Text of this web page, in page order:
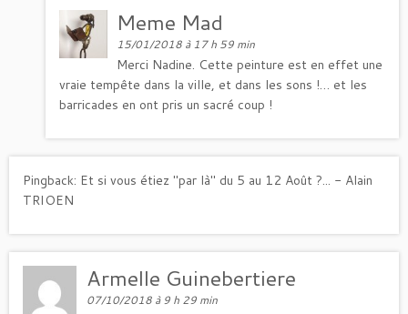
Meme Mad
15/01/2018 à 17 h 59 min
Merci Nadine. Cette peinture est en effet une
vraie tempête dans la ville, et dans les sons !… et les
barricades en ont pris un sacré coup !
Pingback: Et si vous étiez "par là" du 5 au 12 Août ?... - Alain
TRIOEN
Armelle Guinebertiere
07/10/2018 à 9 h 29 min